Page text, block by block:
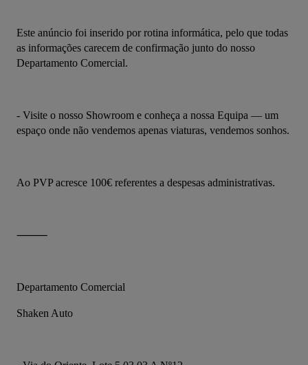
Este anúncio foi inserido por rotina informática, pelo que todas
as informações carecem de confirmação junto do nosso
Departamento Comercial.
- Visite o nosso Showroom e conheça a nossa Equipa — um
espaço onde não vendemos apenas viaturas, vendemos sonhos.
Ao PVP acresce 100€ referentes a despesas administrativas.
⸻
Departamento Comercial
Shaken Auto